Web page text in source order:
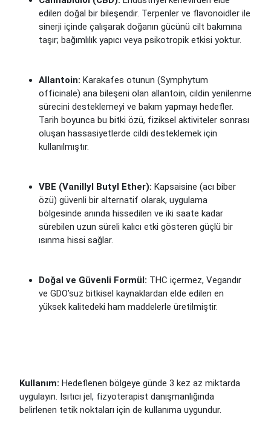
edilen doğal bir bileşendir. Terpenler ve flavonoidler ile
sinerji içinde çalışarak doğanın gücünü cilt bakımına
taşır; bağımlılık yapıcı veya psikotropik etkisi yoktur.
Allantoin: Karakafes otunun (Symphytum
officinale) ana bileşeni olan allantoin, cildin yenilenme
sürecini desteklemeyi ve bakım yapmayı hedefler.
Tarih boyunca bu bitki özü, fiziksel aktiviteler sonrası
oluşan hassasiyetlerde cildi desteklemek için
kullanılmıştır.
VBE (Vanillyl Butyl Ether): Kapsaisine (acı biber
özü) güvenli bir alternatif olarak, uygulama
bölgesinde anında hissedilen ve iki saate kadar
sürebilen uzun süreli kalıcı etki gösteren güçlü bir
ısınma hissi sağlar.
Doğal ve Güvenli Formül: THC içermez, Vegandır
ve GDO’suz bitkisel kaynaklardan elde edilen en
yüksek kalitedeki ham maddelerle üretilmiştir.
Kullanım: Hedeflenen bölgeye günde 3 kez az miktarda
uygulayın. Isıtıcı jel, fizyoterapist danışmanlığında
belirlenen tetik noktaları için de kullanıma uygundur.